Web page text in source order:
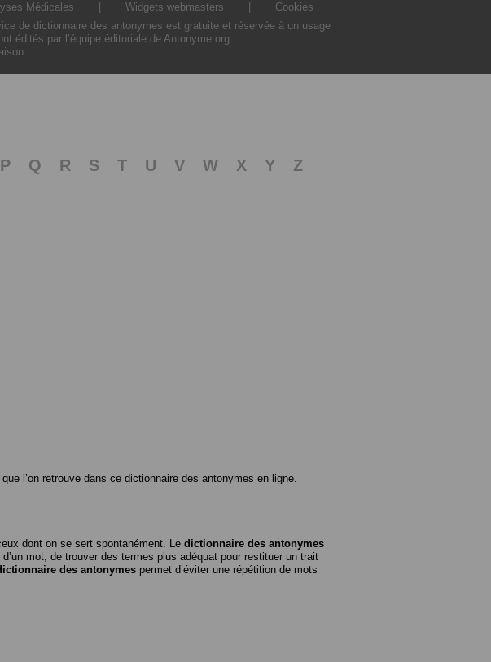
Médicales Widgets webmasters
Cookies
de dictionnaire des antonymes est gratuite et réservée à un usage
édités par l’équipe éditoriale de Antonyme.org
P Q R S T U V W X Y
Z
l’on retrouve dans ce dictionnaire des antonymes en ligne.
dont on se sert spontanément. Le dictionnaire des antonymes
mot, de trouver des termes plus adéquat pour restituer un trait
des antonymes permet d’éviter une répétition de mots